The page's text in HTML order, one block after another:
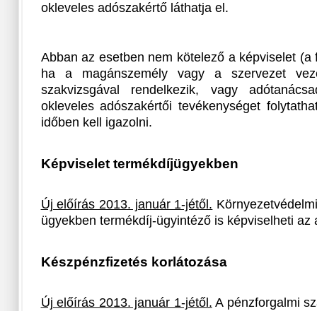
okleveles adószakértő láthatja el.
Abban az esetben nem kötelező a képviselet (a
ha a magánszemély vagy a szervezet
szakvizsgával rendelkezik, vagy
okleveles adószakértői tevékenységet
időben kell igazolni.
Képviselet termékdíjügyekben
Új előírás 2013. január 1-jétől.
ügyekben termékdíj-ügyintéző is képviselheti az
Készpénzfizetés korlátozása
Új előírás 2013. január 1-jétől. A pénzforgalmi